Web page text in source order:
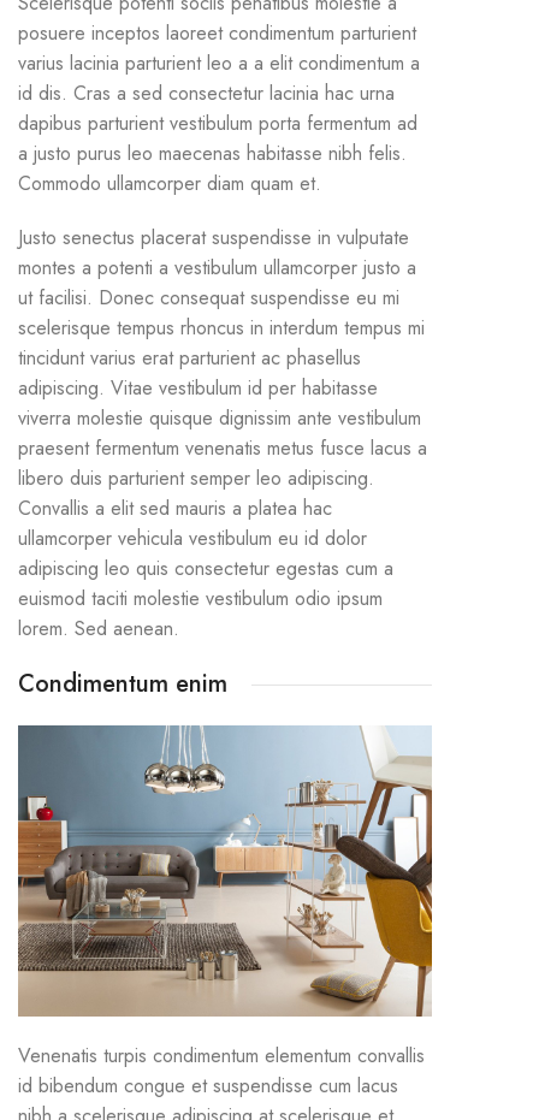
posuere inceptos laoreet condimentum parturient
varius lacinia parturient leo a a elit condimentum a
id dis. Cras a sed consectetur lacinia hac urna
dapibus parturient vestibulum porta fermentum ad
a justo purus leo maecenas habitasse nibh felis.
Commodo ullamcorper diam quam et.
Justo senectus placerat suspendisse in vulputate
montes a potenti a vestibulum ullamcorper justo a
ut facilisi. Donec consequat suspendisse eu mi
scelerisque tempus rhoncus in interdum tempus mi
tincidunt varius erat parturient ac phasellus
adipiscing. Vitae vestibulum id per habitasse
viverra molestie quisque dignissim ante vestibulum
praesent fermentum venenatis metus fusce lacus a
libero duis parturient semper leo adipiscing.
Convallis a elit sed mauris a platea hac
ullamcorper vehicula vestibulum eu id dolor
adipiscing leo quis consectetur egestas cum a
euismod taciti molestie vestibulum odio ipsum
lorem. Sed aenean.
Condimentum enim
Venenatis turpis condimentum elementum convallis
id bibendum congue et suspendisse cum lacus